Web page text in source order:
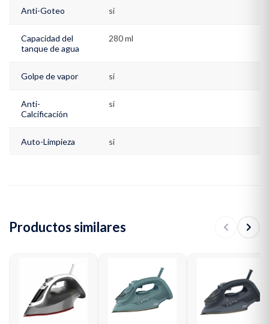
Anti-Goteo si
Capacidad del
tanque de agua
280 ml
Golpe de vapor si
Anti-
Calcificación
si
Auto-Limpieza si
Productos similares